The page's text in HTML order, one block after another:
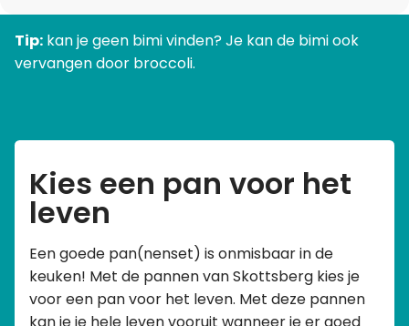
Tip: kan je geen bimi vinden? Je kan de bimi ook
vervangen door broccoli.
Kies een pan voor het
leven
Een goede pan(nenset) is onmisbaar in de
keuken! Met de pannen van Skottsberg kies je
voor een pan voor het leven. Met deze pannen
kan je je hele leven vooruit wanneer je er goed